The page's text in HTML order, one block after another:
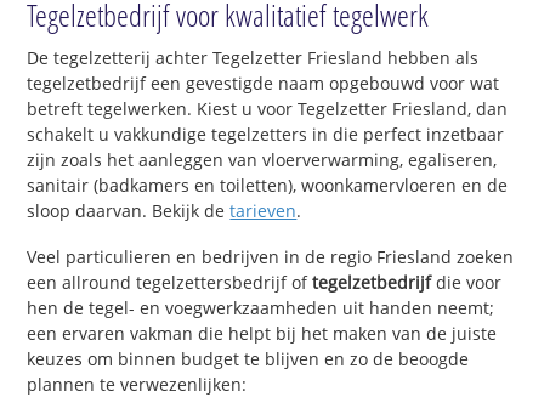
Tegelzetbedrijf voor kwalitatief tegelwerk
De tegelzetterij achter Tegelzetter Friesland hebben als
tegelzetbedrijf een gevestigde naam opgebouwd voor wat
betreft tegelwerken. Kiest u voor Tegelzetter Friesland, dan
schakelt u vakkundige tegelzetters in die perfect inzetbaar
zijn zoals het aanleggen van vloerverwarming, egaliseren,
sanitair (badkamers en toiletten), woonkamervloeren en de
sloop daarvan. Bekijk detarieven.
Veel particulieren en bedrijven in de regio Friesland zoeken
een allround tegelzettersbedrijf oftegelzetbedrijfdie voor
hen de tegel- en voegwerkzaamheden uit handen neemt;
een ervaren vakman die helpt bij het maken van de juiste
keuzes om binnen budget te blijven en zo de beoogde
plannen te verwezenlijken: